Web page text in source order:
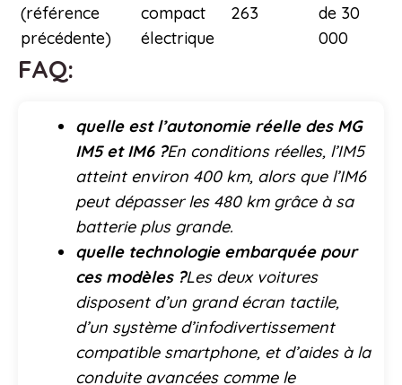
(référence
précédente)
compact
électrique
263
de 30
000
FAQ:
quelle est l’autonomie réelle des MG
IM5 et IM6 ?En conditions réelles, l’IM5
atteint environ 400 km, alors que l’IM6
peut dépasser les 480 km grâce à sa
batterie plus grande.
quelle technologie embarquée pour
ces modèles ?Les deux voitures
disposent d’un grand écran tactile,
d’un système d’infodivertissement
compatible smartphone, et d’aides à la
conduite avancées comme le